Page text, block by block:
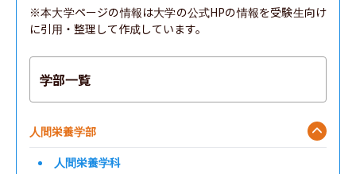
※本大学ページの情報は大学の公式HPの情報を受験生向け
に引用・整理して作成しています。
学部一覧
人間栄養学部
人間栄養学科